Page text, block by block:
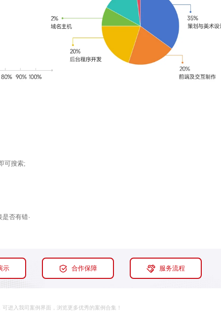
派网站开发服
可搜索;
否有错·
示 合作保障 服务流程
进入我司案例界面，浏览更多优秀的案例合集！